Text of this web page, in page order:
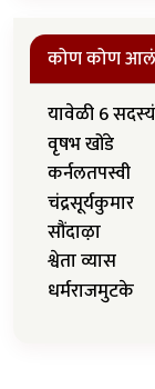
कोण कोण
यावेळी 6
वृषभ खोंडे
कर्नलतपस्वी
चंद्रसूर्यकुमार
सौंदाऴा
श्वेता व्यास
धर्मराजमुटके